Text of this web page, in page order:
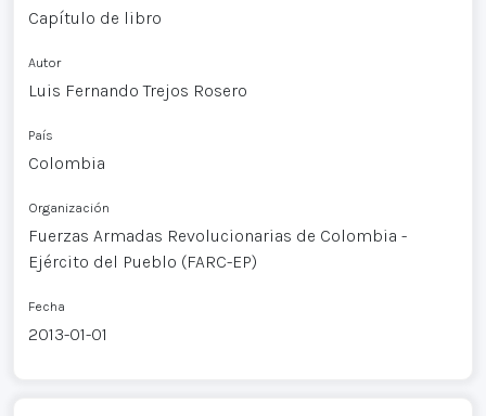
Capítulo de libro
Autor
Luis Fernando Trejos Rosero
País
Colombia
Organización
Fuerzas Armadas Revolucionarias de Colombia -
Ejército del Pueblo (FARC-EP)
Fecha
2013-01-01